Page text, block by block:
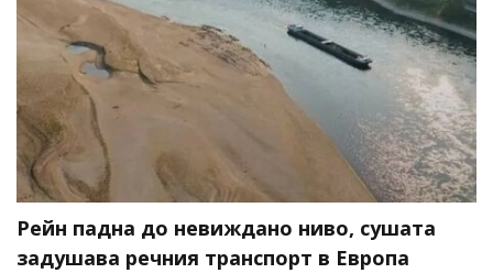
Рейн падна до невиждано ниво, сушата
задушава речния транспорт в Европа